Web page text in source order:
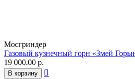
Мосгриндер
Газовый кузнечный горн «Змей
19 000.00 р.
В корзину
